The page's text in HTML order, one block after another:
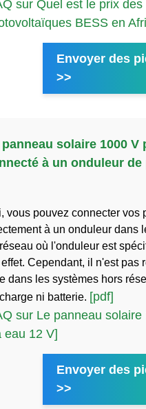
sur Quel est le prix
BESS en
Envoyer des
>>
panneau solaire 1000 V
à un onduleur de
vous pouvez connecter vos
à un onduleur dans
où l'onduleur est
Cependant, il n'est pas
dans les systèmes hors
ni batterie. [pdf]
sur Le panneau
eau 12 V]
Envoyer des
>>